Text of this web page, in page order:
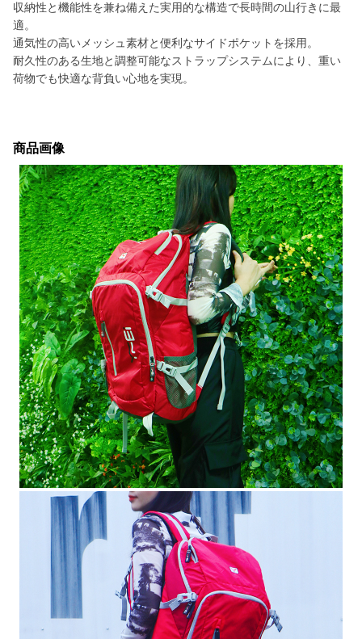
収納性と機能性を兼ね備えた実用的な構造で長時間の山行きに最
適。
通気性の高いメッシュ素材と便利なサイドポケットを採用。
耐久性のある生地と調整可能なストラップシステムにより、重い
荷物でも快適な背負い心地を実現。
商品画像